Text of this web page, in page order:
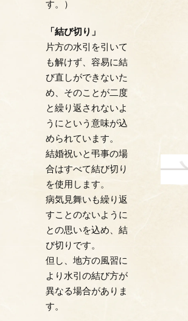
す。）
「結び切り」
片方の水引を引いて
も解けず、容易に結
び直しができないた
め、そのことが二度
と繰り返されないよ
うにという意味が込
められています。
結婚祝いと弔事の場
合はすべて結び切り
を使用します。
病気見舞いも繰り返
すことのないように
との思いを込め、結
び切りです。
但し、地方の風習に
より水引の結び方が
異なる場合がありま
す。